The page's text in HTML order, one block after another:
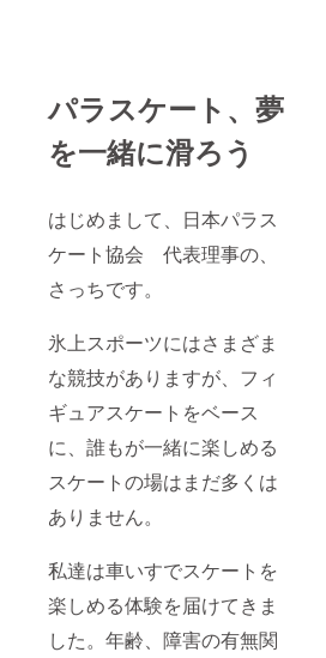
パラスケート、夢
を一緒に滑ろう
はじめまして、日本パラス
ケート協会 代表理事の、
さっちです。
氷上スポーツにはさまざま
な競技がありますが、フィ
ギュアスケートをベース
に、誰もが一緒に楽しめる
スケートの場はまだ多くは
ありません。
私達は車いすでスケートを
楽しめる体験を届けてきま
した。年齢、障害の有無関